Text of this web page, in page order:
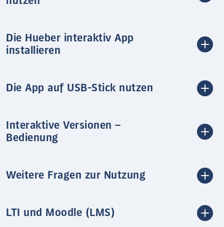
Die Hueber interaktiv App
installieren
Die App auf USB-Stick nutzen
Interaktive Versionen –
Bedienung
Weitere Fragen zur Nutzung
LTI und Moodle (LMS)